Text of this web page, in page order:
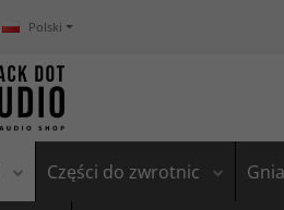
Polski
Części do zwrotnic